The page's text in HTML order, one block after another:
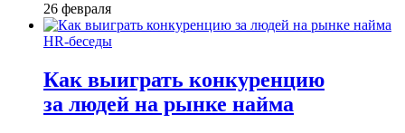
26 февраля
HR-беседы
Как выиграть конкуренцию
за людей на рынке найма